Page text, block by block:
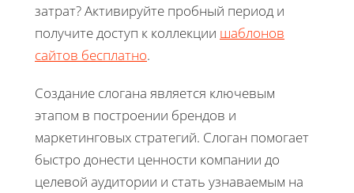
затрат? Активируйте пробный период и
получите доступ к коллекции шаблонов
сайтов бесплатно.
Создание слогана является ключевым
этапом в построении брендов и
маркетинговых стратегий. Слоган помогает
быстро донести ценности компании до
целевой аудитории и стать узнаваемым на